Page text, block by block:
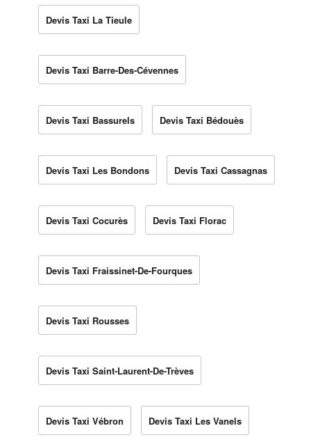
Devis Taxi La Tieule
Devis Taxi Barre-Des-Cévennes
Devis Taxi Bassurels Devis Taxi Bédouès
Devis Taxi Les Bondons Devis Taxi Cassagnas
Devis Taxi Cocurès Devis Taxi Florac
Devis Taxi Fraissinet-De-Fourques
Devis Taxi Rousses
Devis Taxi Saint-Laurent-De-Trèves
Devis Taxi Vébron Devis Taxi Les Vanels